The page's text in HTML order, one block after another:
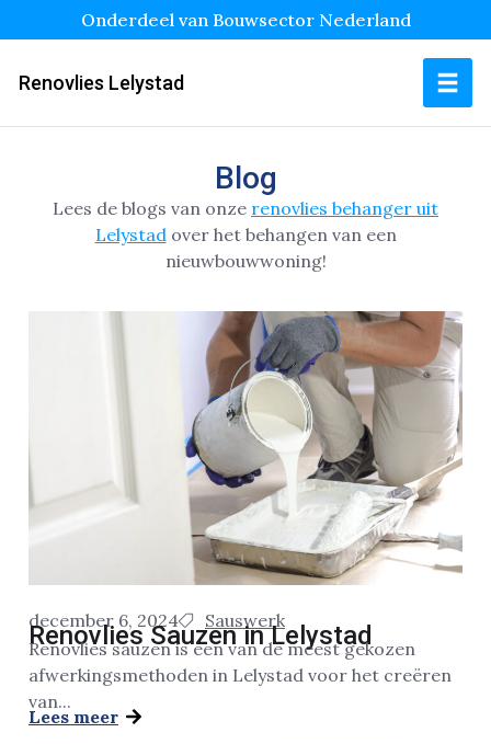
Onderdeel van Bouwsector Nederland
Renovlies Lelystad
Blog
Lees de blogs van onze renovlies behanger uit
Lelystadover het behangen van een
nieuwbouwwoning!
december 6, 2024 Sauswerk
Renovlies Sauzen in Lelystad
Renovlies sauzen is een van de meest gekozen
afwerkingsmethoden in Lelystad voor het creëren
van...
Lees meer